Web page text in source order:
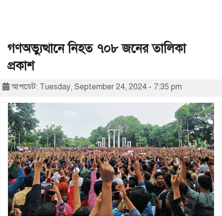
গণঅভ্যুত্থানে নিহত ৭০৮ জনের তালিকা
প্রকাশ
আপডেট: Tuesday, September 24, 2024 - 7:35 pm